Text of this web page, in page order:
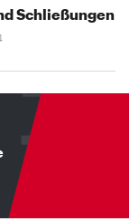
Schließungen